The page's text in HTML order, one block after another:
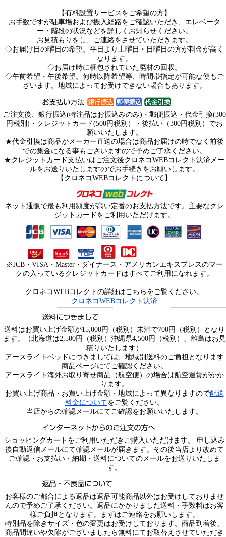
【有料設置サービスをご希望の方】
お手数ですが駐車場および搬入経路をご確認いただき、エレベータ
ー・階段の状況などを詳しくお知らせください。
お見積もりをし、ご連絡をさせていただきます。
◇お届け日の曜日の希望。平日より土曜日・日曜日の方が料金が高く
なります。
◇お届け時に梱包されていた廃材の回収。
◇午前希望・午後希望。何時以降希望等、時間帯指定が可能な便もご
ざいます。地域によってお受けできない場合もあります。
ご注文後、銀行振込(特注品はお振込みのみ)・郵便振込・代金引換(300
円税別)・クレジットカード(500円税別）・後払い（300円税別）でお
願いいたします。
★代金引換は商品がメーカー直送の場合は商品お届けの時でなく前後
での集金になる事もございますので予めご了承ください。
★クレジットカード支払いはご注文後クロネコWEBコレクト決済メー
ルをお送りいたしますのでお手続きをお願いします。
【クロネコWEBコレクトについて】
ネット通販で最も利用頻度が高い定番のお支払方法です。主要なクレ
ジットカードをご利用いただけます。
※JCB・VISA・Master・ダイナース・アメリカンエキスプレスのマー
クの入っているクレジットカードはすべてご利用になれます。
クロネコWEBコレクトの詳細はこちらをご覧ください。
クロネコWEBコレクト決済
送料はお買い上げ金額が15,000円（税別）未満で700円（税別）となり
ます。（北海道は2,500円（税別）沖縄県4,500円（税別）、離島はお見
積りいたします）
アースライトベッドにつきましては、地域別送料のご負担となります
商品ページにてご確認ください。
アースライト海外お取り寄せ商品（航空便）の場合は航空運賃がかか
ります。
お買い上げ商品・お買い上げ金額・地域によって異なりますので配送
料金についてをご覧ください。
当店からの確認メールにてご確認をお願いいたします。
ショッピングカートをご利用いただきご購入いただけます。 申し込み
後自動返信メールにて確認メールが届きます。その後当店より改めて
ご確認・お支払い・納期・送料についてのメールをお送りいたしま
す。
お客様のご都合による返品は返品可能商品以外はお受けしておりませ
んので予めご了承ください。返品にかかりました送料・手数料はお客
様ご負担となります。まずはご連絡をお願いします。
特別品を除きサイズ・色の変更はお受けしております。商品到着後、
商品間違いや欠陥がございましたら無料にてお取替えさせていただき